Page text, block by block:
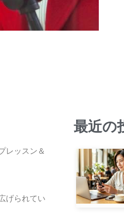
レッスン＆
げられてい
最近の